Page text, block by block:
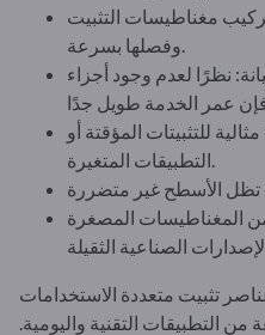
مغناطيسات التثبيت
وفصلها بسرعة.
نظرًا لعدم وجود أجزاء
للتثبيتات المؤقتة أو
التطبيقات المتغيرة.
المغناطيسات المصغرة
تثبيت متعددة الاستخدامات
التطبيقات التقنية واليومية.